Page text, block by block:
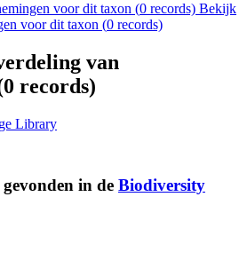
voor dit taxon (0 records) Bekijk
voor dit taxon (0 records)
van
0 records)
Library
in de Biodiversity